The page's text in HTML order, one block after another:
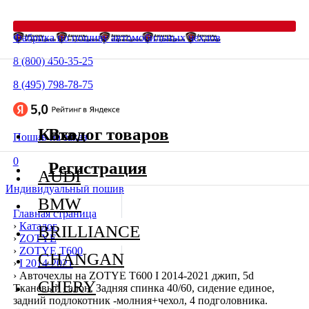
Фабрика по пошиву автомобильных чехлов
8 (800) 450-35-25
8 (495) 798-78-75
Пошив на заказ
0
Индивидуальный пошив
Главная страница
› Каталог
› ZOTYE
› ZOTYE T600
› I 2014-2021
› Авточехлы на ZOTYE T600 I 2014-2021 джип, 5d
Тканевый салон. Задняя спинка 40/60, сидение единое,
задний подлокотник -молния+чехол, 4 подголовника.
Каталог товаров
AUDI
BMW
BRILLIANCE
CHANGAN
CHERY
Вход
Регистрация